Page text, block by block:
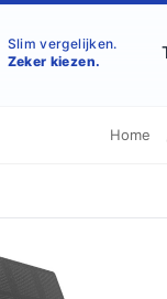
Slim vergelijken.
Zeker kiezen.
Home